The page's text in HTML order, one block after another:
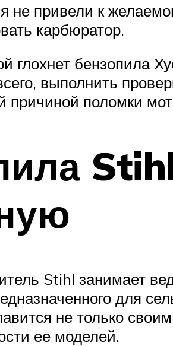
не привели к
карбюратор.
глохнет бензопила
выполнить
причиной поломки
Stihl занимает
для
не только
ее моделей.